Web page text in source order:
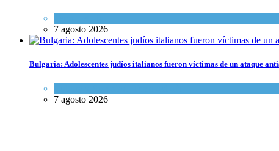
7 agosto 2026
Bulgaria: Adolescentes judíos italianos fueron víctimas de un ataque
7 agosto 2026